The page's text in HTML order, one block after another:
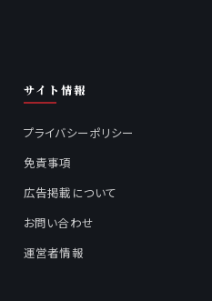
サイト情報
プライバシーポリシー
免責事項
広告掲載について
お問い合わせ
運営者情報